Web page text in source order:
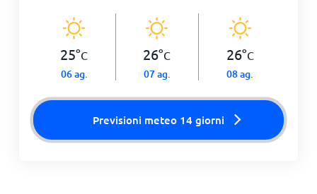
25°C
06 ag.
26°C
07 ag.
26°C
08 ag.
Previsioni meteo 14 giorni